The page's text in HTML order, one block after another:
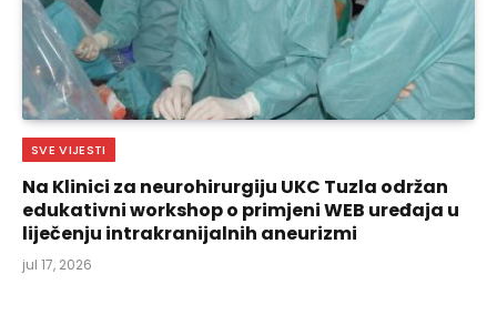
SVE VIJESTI
Na Klinici za neurohirurgiju UKC Tuzla održan
edukativni workshop o primjeni WEB uređaja u
liječenju intrakranijalnih aneurizmi
jul 17, 2026